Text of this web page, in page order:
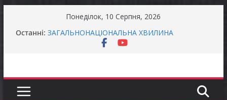
Понеділок, 10 Серпня, 2026
Останні:
Захищай небо Чернігівщини!
ЗАГАЛЬНОНАЦІОНАЛЬНА ХВИЛИНА
Як отримати компенсацію за товари, придбані